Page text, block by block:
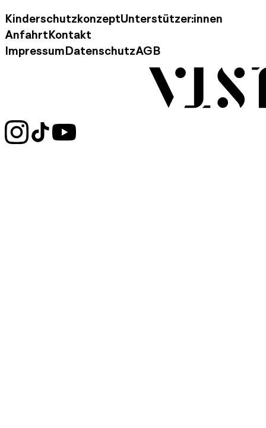
Footer Navigation
KinderschutzkonzeptUnterstützer:innen
Kontaktinformationen
AnfahrtKontakt
Rechtliche Informationen
ImpressumDatenschutzAGB
Social Media Links